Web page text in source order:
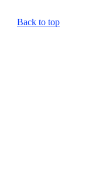
Back to top